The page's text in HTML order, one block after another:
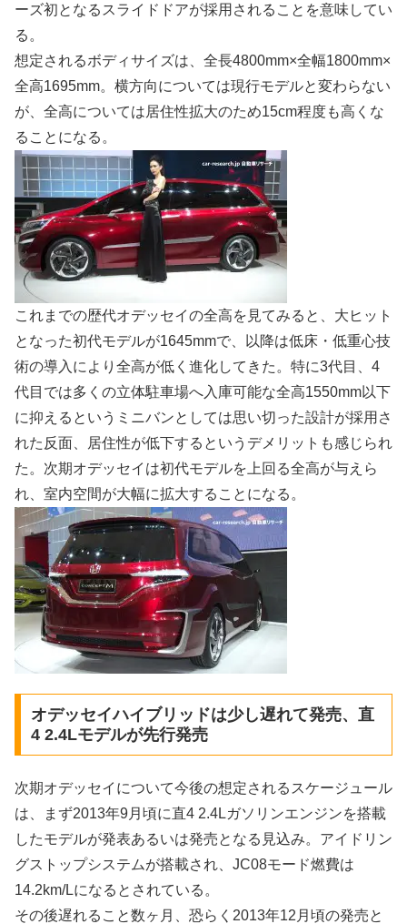
ーズ初となるスライドドアが採用されることを意味してい
る。
想定されるボディサイズは、全長4800mm×全幅1800mm×
全高1695mm。横方向については現行モデルと変わらない
が、全高については居住性拡大のため15cm程度も高くな
ることになる。
これまでの歴代オデッセイの全高を見てみると、大ヒット
となった初代モデルが1645mmで、以降は低床・低重心技
術の導入により全高が低く進化してきた。特に3代目、4
代目では多くの立体駐車場へ入庫可能な全高1550mm以下
に抑えるというミニバンとしては思い切った設計が採用さ
れた反面、居住性が低下するというデメリットも感じられ
た。次期オデッセイは初代モデルを上回る全高が与えら
れ、室内空間が大幅に拡大することになる。
オデッセイハイブリッドは少し遅れて発売、直
4 2.4Lモデルが先行発売
次期オデッセイについて今後の想定されるスケージュール
は、まず2013年9月頃に直4 2.4Lガソリンエンジンを搭載
したモデルが発表あるいは発売となる見込み。アイドリン
グストップシステムが搭載され、JC08モード燃費は
14.2km/Lになるとされている。
その後遅れること数ヶ月、恐らく2013年12月頃の発売と